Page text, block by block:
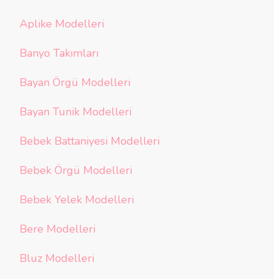
Aplike Modelleri
Banyo Takımları
Bayan Örgü Modelleri
Bayan Tunik Modelleri
Bebek Battaniyesi Modelleri
Bebek Örgü Modelleri
Bebek Yelek Modelleri
Bere Modelleri
Bluz Modelleri